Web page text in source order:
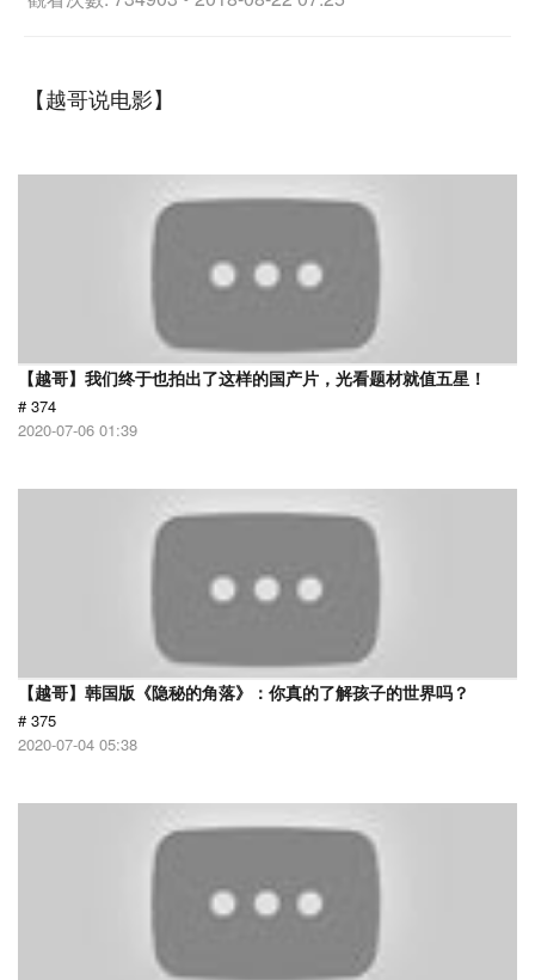
【越哥说电影】
【越哥】我们终于也拍出了这样的国产片，光看题材就值五星！
# 374
2020-07-06 01:39
【越哥】韩国版《隐秘的角落》：你真的了解孩子的世界吗？
# 375
2020-07-04 05:38